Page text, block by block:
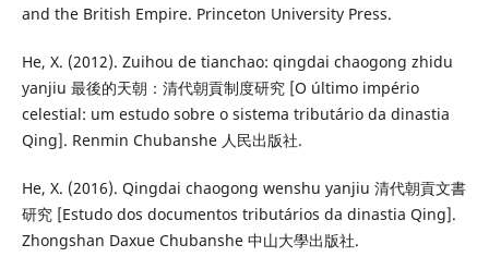
and the British Empire. Princeton University Press.
He, X. (2012). Zuihou de tianchao: qingdai chaogong zhidu
yanjiu 最後的天朝：清代朝貢制度研究 [O último império
celestial: um estudo sobre o sistema tributário da dinastia
Qing]. Renmin Chubanshe 人民出版社.
He, X. (2016). Qingdai chaogong wenshu yanjiu 清代朝貢文書
研究 [Estudo dos documentos tributários da dinastia Qing].
Zhongshan Daxue Chubanshe 中山大學出版社.